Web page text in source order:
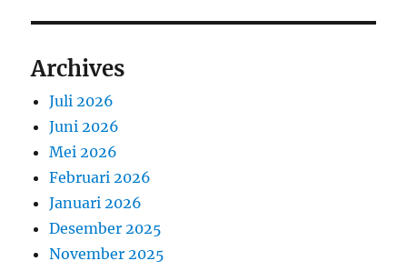
Archives
Juli 2026
Juni 2026
Mei 2026
Februari 2026
Januari 2026
Desember 2025
November 2025